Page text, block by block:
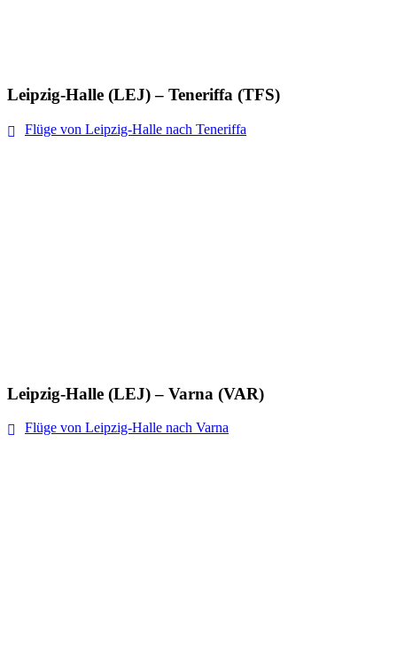
Leipzig-Halle (LEJ) – Teneriffa (TFS)
Flüge von Leipzig-Halle nach Teneriffa
Leipzig-Halle (LEJ) – Varna (VAR)
Flüge von Leipzig-Halle nach Varna